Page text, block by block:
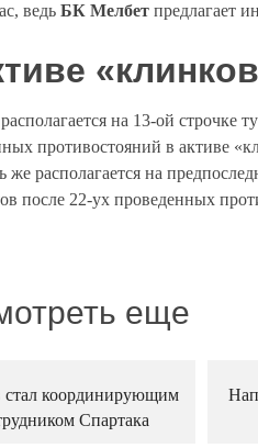
ведь БК Мелбет предлагает
на 13-ой строчке
противостояний в активе
же располагается на
после 22-ух проведенных
еще
стал координирующим
Спартака